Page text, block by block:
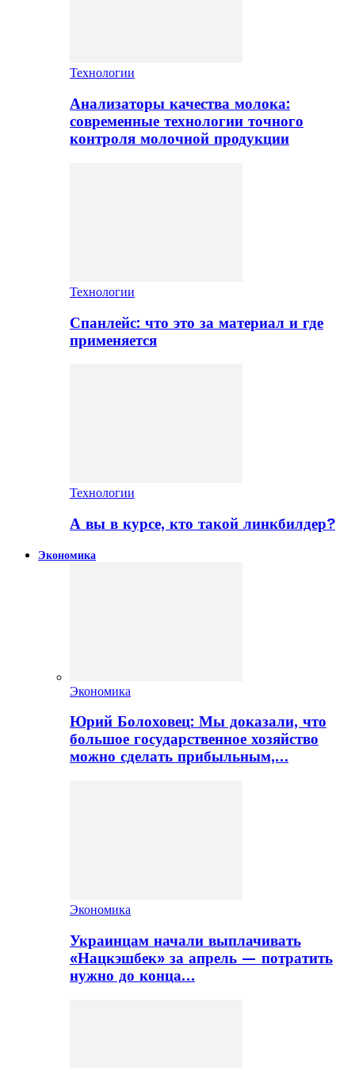
Технологии
Анализаторы качества молока:
современные технологии точного
контроля молочной продукции
Технологии
Спанлейс: что это за материал и где
применяется
Технологии
А вы в курсе, кто такой линкбилдер?
Экономика
Экономика
Юрий Болоховец: Мы доказали, что
большое государственное хозяйство
можно сделать прибыльным,…
Экономика
Украинцам начали выплачивать
«Нацкэшбек» за апрель — потратить
нужно до конца…